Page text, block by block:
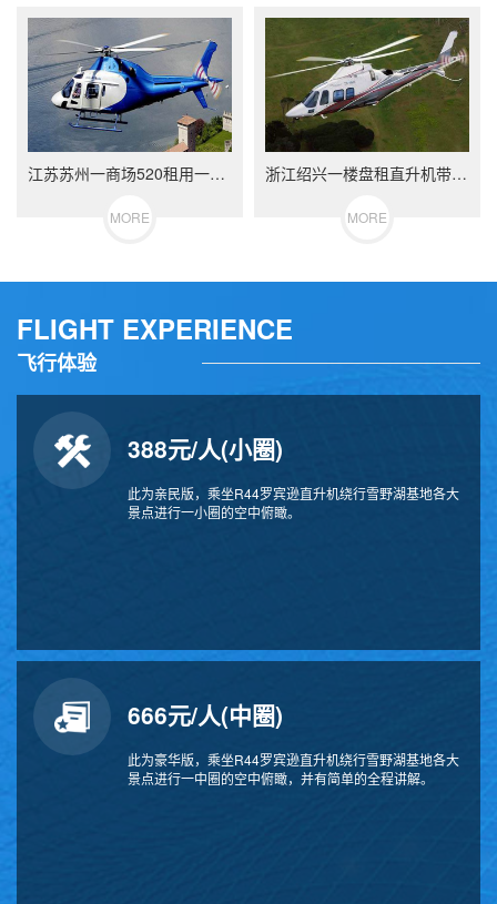
江苏苏州一商场520租用一架400万直升机
MORE
浙江绍兴一楼盘租直升机带VIP空中看房
MORE
FLIGHT EXPERIENCE
飞行体验
388元/人(小圈)
此为亲民版，乘坐R44罗宾逊直升机绕行雪野湖基地各大
景点进行一小圈的空中俯瞰。
666元/人(中圈)
此为豪华版，乘坐R44罗宾逊直升机绕行雪野湖基地各大
景点进行一中圈的空中俯瞰，并有简单的全程讲解。